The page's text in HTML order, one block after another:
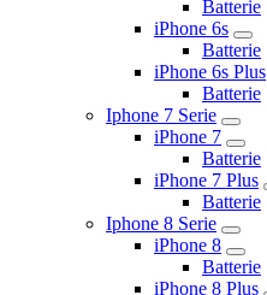
Batterie
iPhone 6s
Batterie
iPhone 6s Plus
Batterie
Iphone 7 Serie
iPhone 7
Batterie
iPhone 7 Plus
Batterie
Iphone 8 Serie
iPhone 8
Batterie
iPhone 8 Plus